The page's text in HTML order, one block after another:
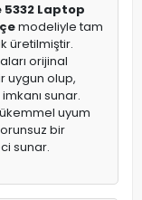
5332 Laptop
modeliyle tam
üretilmiştir.
orijinal
uygun olup,
sunar.
uyum
bir
sunar.